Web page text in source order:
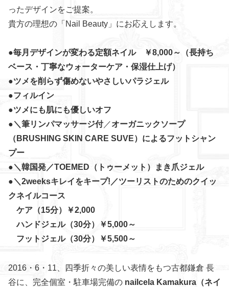
ったデザインをご提案。
貴方の理想の「Nail Beauty」にお応えします。
●毎月デザインが変わる定額ネイル ￥8,000～（長持ち
ベース・丁寧なウォーターケア・保湿仕上げ）
●ツメを削らず傷めないやさしいパラジェル
●フィルイン
●ツメにも肌にも優しいオフ
●＼ 筆リンパマッサージ付／オーガニックソープ
（BRUSHING SKIN CARE SUVE）によるフットシャン
プー
●＼韓国発／TOEMED（トゥーメット）まき爪ジェル
●＼2weeksキレイをキープ!／ツーリストのためのクイッ
クネイルコース
ケア（15分）￥2,000
ハンドジェル（30分）￥5,000～
フットジェル（30分）￥5,500～
2016・6・11、四季折々の美しい表情をもつ古都鎌倉 長
谷に、完全個室・駐車場完備の nailcela Kamakura（ネイ